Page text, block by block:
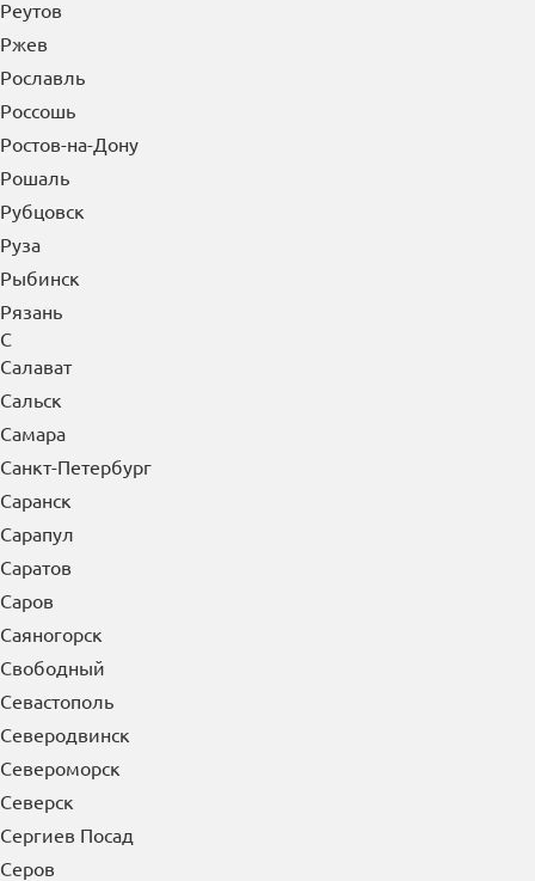
Реутов
Ржев
Рославль
Россошь
Ростов-на-Дону
Рошаль
Рубцовск
Руза
Рыбинск
Рязань
С
Салават
Сальск
Самара
Санкт-Петербург
Саранск
Сарапул
Саратов
Саров
Саяногорск
Свободный
Севастополь
Северодвинск
Североморск
Северск
Сергиев Посад
Серов